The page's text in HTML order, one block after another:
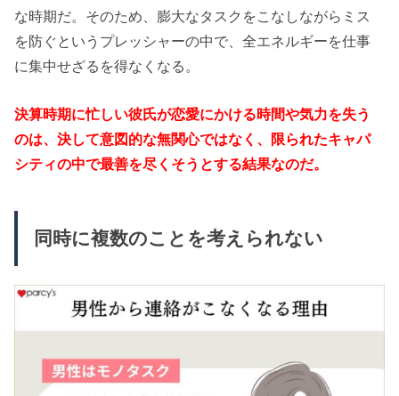
な時期だ。そのため、膨大なタスクをこなしながらミス
を防ぐというプレッシャーの中で、全エネルギーを仕事
に集中せざるを得なくなる。
決算時期に忙しい彼氏が恋愛にかける時間や気力を失う
のは、決して意図的な無関心ではなく、限られたキャパ
シティの中で最善を尽くそうとする結果なのだ。
同時に複数のことを考えられない